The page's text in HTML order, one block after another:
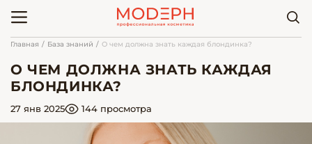
Главная База знаний О чем должна знать каждая блондинка?
О ЧЕМ ДОЛЖНА ЗНАТЬ КАЖДАЯ
БЛОНДИНКА?
27 янв 2025 144 просмотра